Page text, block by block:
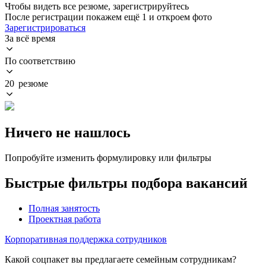
Чтобы видеть все резюме, зарегистрируйтесь
После регистрации покажем ещё 1 и откроем фото
Зарегистрироваться
За всё время
По соответствию
20 резюме
Ничего не нашлось
Попробуйте изменить формулировку или фильтры
Быстрые фильтры подбора вакансий
Полная занятость
Проектная работа
Корпоративная поддержка сотрудников
Какой соцпакет вы предлагаете семейным сотрудникам?